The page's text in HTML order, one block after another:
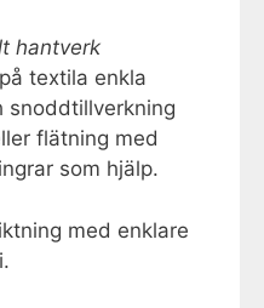
textila enkla
snoddtillverkning
flätning med
som hjälp.
med enklare